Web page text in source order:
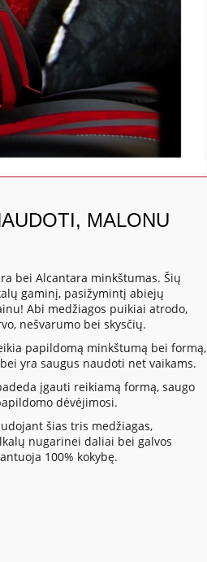
MALONU
bei Alcantara minkštumas. Šių
gaminį, pasižymintį abiejų
Abi medžiagos puikiai atrodo,
nešvarumo bei skysčių.
papildomą minkštumą bei formą,
yra saugus naudoti net vaikams.
įgauti reikiamą formą, saugo
dėvėjimosi.
šias tris medžiagas,
nugarinei daliai bei galvos
100% kokybę.